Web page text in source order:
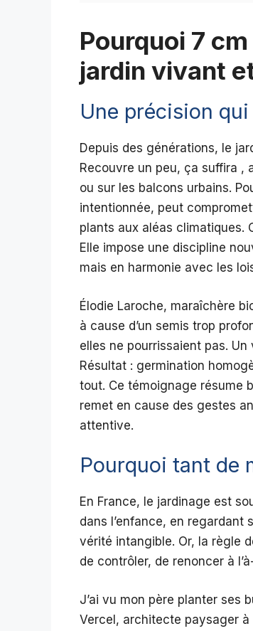
Pourquoi 7
jardin vivant
Une précision
Depuis des générations, le
Recouvre un peu, ça suffira ,
ou sur les balcons urbains.
intentionnée, peut
plants aux aléas climatiques.
Elle impose une discipline
mais en harmonie avec les
Élodie Laroche, maraîchère
à cause d’un semis trop
elles ne pourrissaient pas. Un
Résultat : germination
tout. Ce témoignage résume
remet en cause des gestes
attentive.
Pourquoi tant de
En France, le jardinage est
dans l’enfance, en
vérité intangible. Or, la règle
de contrôler, de renoncer à
J’ai vu mon père planter ses
Vercel, architecte paysager à